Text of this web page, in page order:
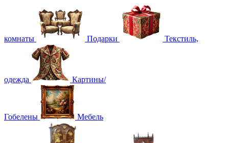
комнаты Подарки Текстиль,
одежда Картины/
Гобелены Мебель